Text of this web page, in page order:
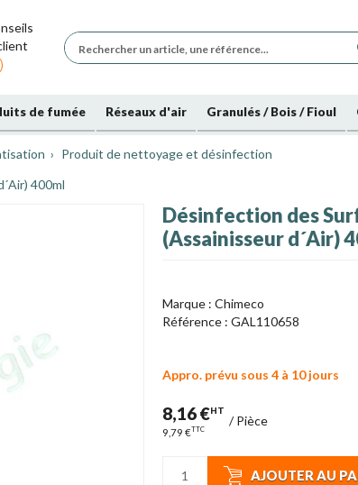
de fumée Réseaux d'air Granulés / Bois / Fioul
Produit de nettoyage et désinfection
400ml
Désinfection des
(Assainisseur d´Air)
Marque : Chimeco
Référence : GAL110658
Appro. prévu sous 4 à 10 jours
8,16 €HT
9,79 €TTC
/Pièce
AJOUTER AU